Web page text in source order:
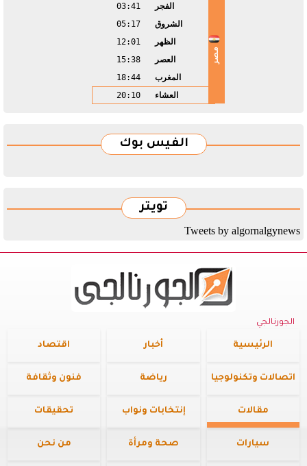
مصر
الفجر
03:41
الشروق
05:17
الظهر
12:01
العصر
15:38
المغرب
18:44
العشاء
20:10
الفيس بوك
تويتر
Tweets by algornalgynews
الجورنالجي
الرئيسية أخبار اقتصاد
اتصالات وتكنولوجيا رياضة فنون وثقافة
مقالات إنتخابات ونواب تحقيقات
سيارات صحة ومرأة من نحن